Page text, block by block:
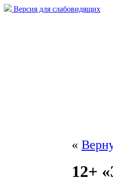
Версия для слабовидящих
«
12+